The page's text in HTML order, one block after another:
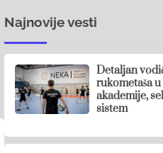
Najnovije vesti
Detaljan
rukometaša
akademije,
sistem